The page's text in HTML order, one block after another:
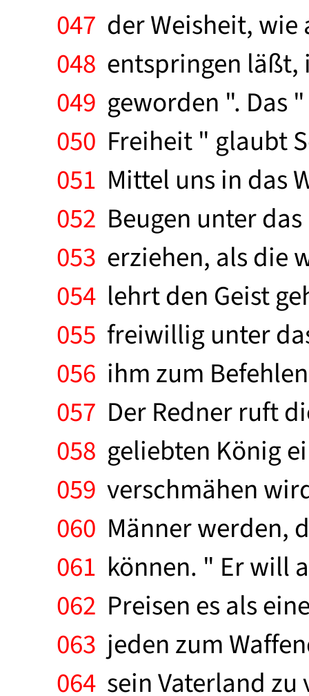
047 der Weisheit,
048 entspringen läßt,
049 geworden ". Das
050 Freiheit " glaubt
051 Mittel uns in das
052 Beugen unter
053 erziehen, als die
054 lehrt den Geist
055 freiwillig unter
056 ihm zum
057 Der Redner ruft
058 geliebten König
059 verschmähen
060 Männer werden,
061 können. " Er will
062 Preisen es als
063 jeden zum
064 sein Vaterland